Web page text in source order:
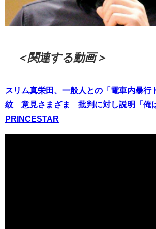
＜関連する動画＞
スリム真栄田、一般人との「電車内暴行
紋 意見さまざま 批判に対し説明「俺
PRINCESTAR